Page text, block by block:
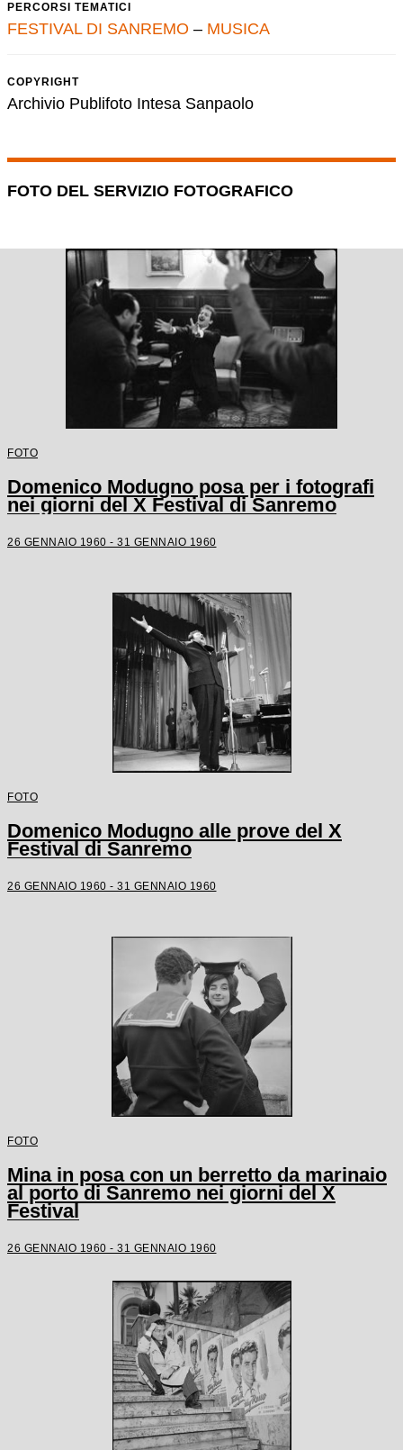
PERCORSI TEMATICI
FESTIVAL DI SANREMO – MUSICA
COPYRIGHT
Archivio Publifoto Intesa Sanpaolo
FOTO DEL SERVIZIO FOTOGRAFICO
FOTO
Domenico Modugno posa per i fotografi
nei giorni del X Festival di Sanremo
26 GENNAIO 1960 - 31 GENNAIO 1960
FOTO
Domenico Modugno alle prove del X
Festival di Sanremo
26 GENNAIO 1960 - 31 GENNAIO 1960
FOTO
Mina in posa con un berretto da marinaio
al porto di Sanremo nei giorni del X
Festival
26 GENNAIO 1960 - 31 GENNAIO 1960